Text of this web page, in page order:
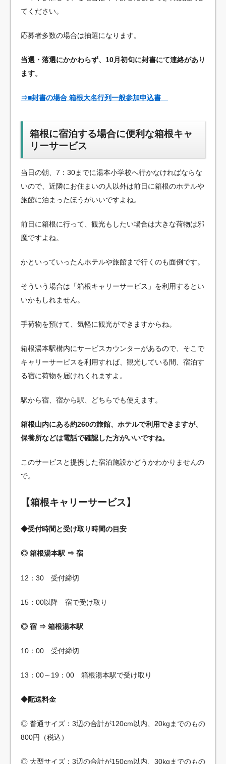
てください。
応募者多数の場合は抽選になります。
当選・落選にかかわらず、10月初旬に封書にて連絡があり
ます。
⇒■封書の場合 箱根大名行列一般参加申込書
箱根に宿泊する場合に便利な箱根キャ
リーサービス
当日の朝、7：30までに湯本小学校へ行かなければならな
いので、近隣にお住まいの人以外は前日に箱根のホテルや
旅館に泊まったほうがいいですよね。
前日に箱根に行って、観光もしたい場合は大きな荷物は邪
魔ですよね。
かといっていったんホテルや旅館まで行くのも面倒です。
そういう場合は「箱根キャリーサービス」を利用するとい
いかもしれません。
手荷物を預けて、気軽に観光ができますからね。
箱根湯本駅構内にサービスカウンターがあるので、そこで
キャリーサービスを利用すれば、観光している間、宿泊す
る宿に荷物を届けれくれますよ。
駅から宿、宿から駅、どちらでも使えます。
箱根山内にある約260の旅館、ホテルで利用できますが、
保養所などは電話で確認した方がいいですね。
このサービスと提携した宿泊施設かどうかわかりませんの
で。
【箱根キャリーサービス】
◆受付時間と受け取り時間の目安
◎ 箱根湯本駅 ⇒ 宿
12：30 受付締切
15：00以降 宿で受け取り
◎ 宿 ⇒ 箱根湯本駅
10：00 受付締切
13：00～19：00 箱根湯本駅で受け取り
◆配送料金
◎ 普通サイズ：3辺の合計が120cm以内、20kgまでのもの
800円（税込）
◎ 大型サイズ：3辺の合計が150cm以内、30kgまでのもの